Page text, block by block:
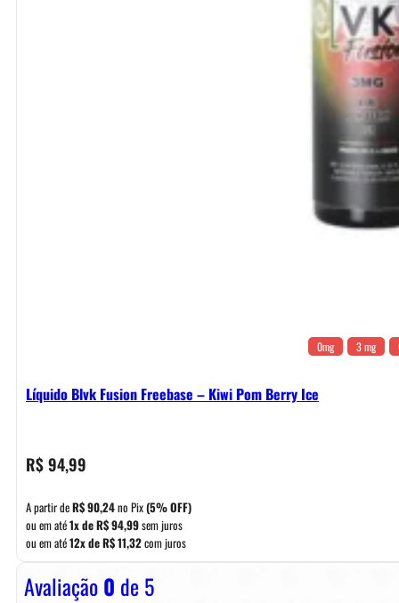
0mg 3 mg
Líquido Blvk Fusion Freebase – Kiwi Pom Berry Ice
R$94,99
A partir deR$90,24no Pix(5% OFF)
ou em até1x deR$94,99sem juros
ou em até12x deR$11,32com juros
Avaliação0 de 5